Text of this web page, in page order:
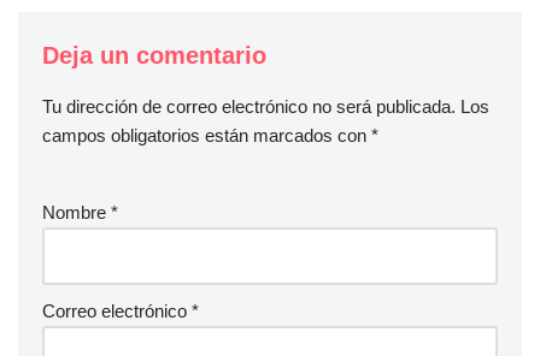
Deja un comentario
Tu dirección de correo electrónico no será publicada. Los
campos obligatorios están marcados con *
Nombre *
Correo electrónico *